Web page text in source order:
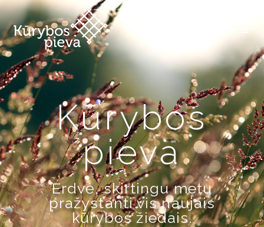
Kūrybos
pieva
Erdvė, skirtingu metu
pražystanti vis naujais
kūrybos žiedais.